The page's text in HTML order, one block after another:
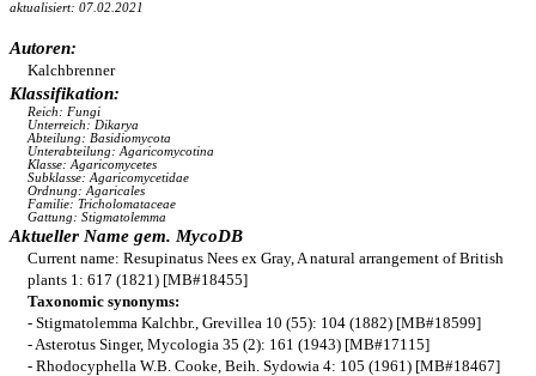
aktualisiert: 07.02.2021
Autoren:
Kalchbrenner
Klassifikation:
Reich: Fungi
Unterreich: Dikarya
Abteilung: Basidiomycota
Unterabteilung: Agaricomycotina
Klasse: Agaricomycetes
Subklasse: Agaricomycetidae
Ordnung: Agaricales
Familie: Tricholomataceae
Gattung: Stigmatolemma
Aktueller Name gem. MycoDB
Current name: Resupinatus Nees ex Gray, A natural arrangement of British
plants 1: 617 (1821) [MB#18455]
Taxonomic synonyms:
- Stigmatolemma Kalchbr., Grevillea 10 (55): 104 (1882) [MB#18599]
- Asterotus Singer, Mycologia 35 (2): 161 (1943) [MB#17115]
- Rhodocyphella W.B. Cooke, Beih. Sydowia 4: 105 (1961) [MB#18467]